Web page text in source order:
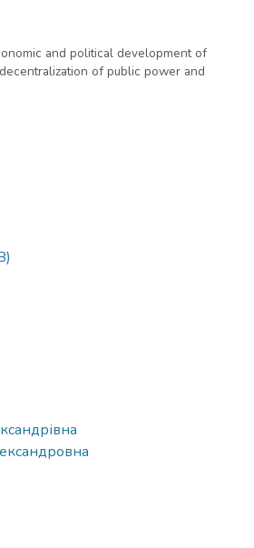
and political development of
of public power and